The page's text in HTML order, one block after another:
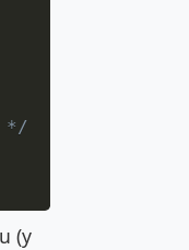
*/
(y